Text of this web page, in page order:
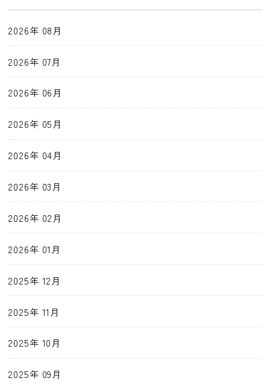
2026年 08月
2026年 07月
2026年 06月
2026年 05月
2026年 04月
2026年 03月
2026年 02月
2026年 01月
2025年 12月
2025年 11月
2025年 10月
2025年 09月